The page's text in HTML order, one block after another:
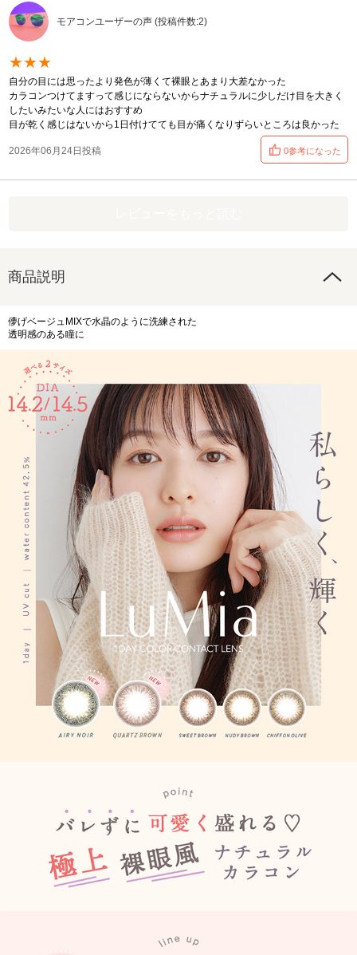
モアコンユーザーの声 (投稿件数:2)
★★★
自分の目には思ったより発色が薄くて裸眼とあまり大差なかった
カラコンつけてますって感じにならないからナチュラルに少しだけ目を大きく
したいみたいな人にはおすすめ
目が乾く感じはないから1日付けてても目が痛くなりずらいところは良かった
2026年06月24日投稿 0参考になった
商品説明
儚げベージュMIXで水晶のように洗練された
透明感のある瞳に